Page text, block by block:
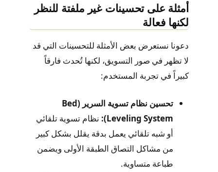
أمثلة على تحسينات غير ملفتة للنظر
لكنها فعالة
دعونا نستعرض بعض الأمثلة للتحسينات التي قد
لا تظهر في صور التسويق، لكنها تُحدث فارقاً
كبيراً في تجربة المستخدم:
تحسين نظام تسوية السرير (Bed
Leveling System):
نظام تسوية تلقائي
أو شبه تلقائي يعمل بدقة يقلل بشكل كبير
من مشاكل التصاق الطبقة الأولى ويضمن
طباعة متساوية.